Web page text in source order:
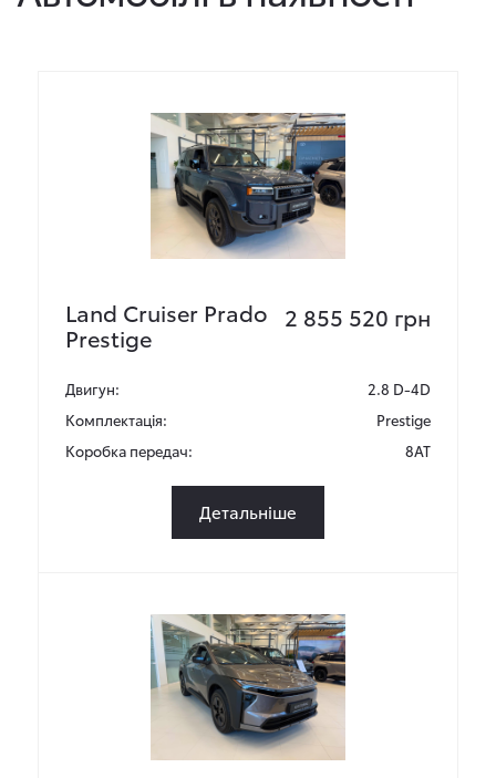
Land Cruiser Prado
Prestige
2 855 520 грн
Двигун:
2.8 D-4D
Комплектація:
Prestige
Коробка передач:
8AT
Детальніше